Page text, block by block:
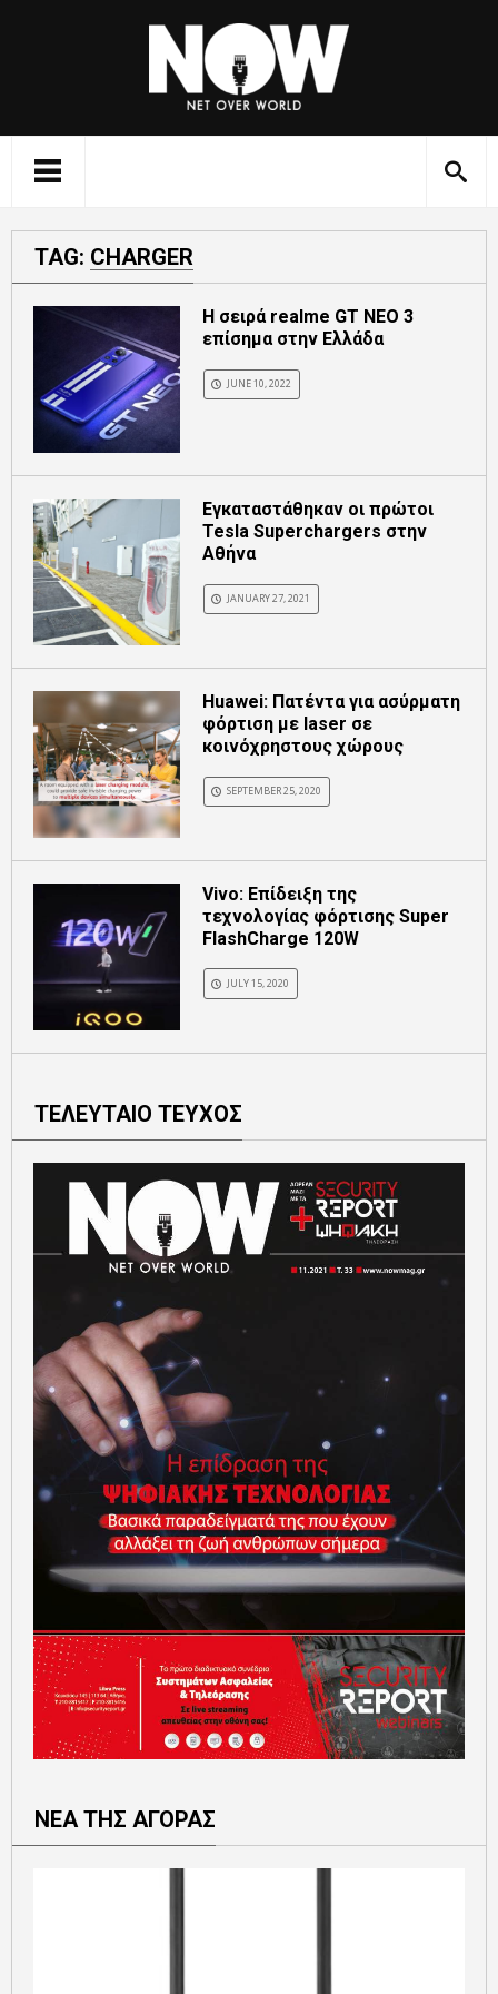
TAG: CHARGER
Η σειρά realme GT NEO 3
επίσημα στην Ελλάδα
JUNE 10, 2022
Εγκαταστάθηκαν οι πρώτοι
Tesla Superchargers στην
Αθήνα
JANUARY 27, 2021
Huawei: Πατέντα για ασύρματη
φόρτιση με laser σε
κοινόχρηστους χώρους
SEPTEMBER 25, 2020
Vivo: Επίδειξη της
τεχνολογίας φόρτισης Super
FlashCharge 120W
JULY 15, 2020
ΤΕΛΕΥΤΑΙΟ ΤΕΥΧΟΣ
ΝΕΑ ΤΗΣ ΑΓΟΡΑΣ